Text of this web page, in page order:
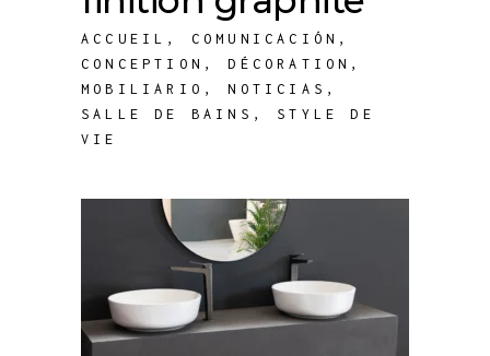
ACCUEIL , COMUNICACIÓN ,
CONCEPTION ,DÉCORATION ,
MOBILIARIO ,NOTICIAS ,
SALLE DE BAINS , STYLE DE
VIE